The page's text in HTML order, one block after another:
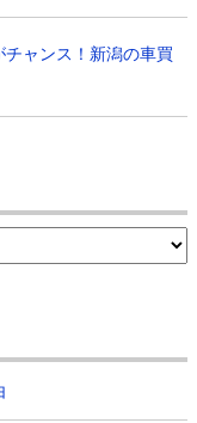
ャンス！新潟の車買